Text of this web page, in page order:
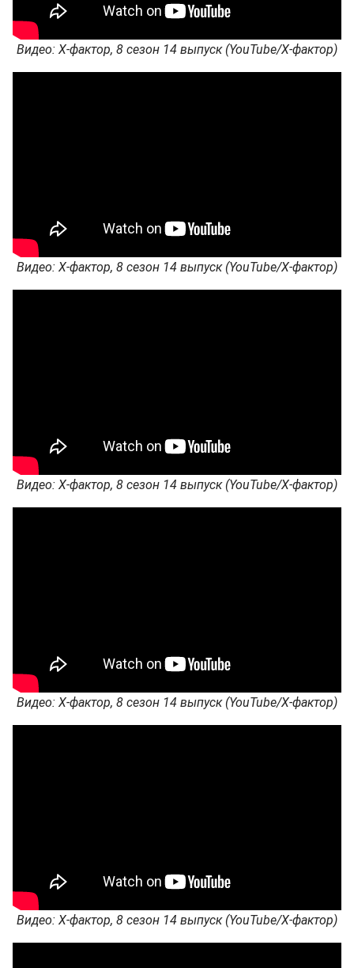
Видео: Х-фактор, 8 сезон 14 выпуск (YouTube/Х-фактор)
Видео: Х-фактор, 8 сезон 14 выпуск (YouTube/Х-фактор)
Видео: Х-фактор, 8 сезон 14 выпуск (YouTube/Х-фактор)
Видео: Х-фактор, 8 сезон 14 выпуск (YouTube/Х-фактор)
Видео: Х-фактор, 8 сезон 14 выпуск (YouTube/Х-фактор)